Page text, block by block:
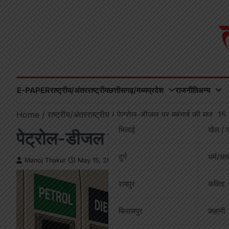
E-PAPERराष्ट्रीय/अंतरराष्ट्रीयछत्तीसगढ़/मध्यप्रदेश
भिलाई
दुर्ग
रायपुर
बिलासपुर
राजनीतिअन्य
खेल /
धर्म/
कविता
कहानी
Home राष्ट्रीय/अंतरराष्ट्रीय पेट्रोल-डीजल पर महंगाई की मार,
पेट्रोल-डीजल पर महंगाई की
Manoj Thakur May 15, 2026